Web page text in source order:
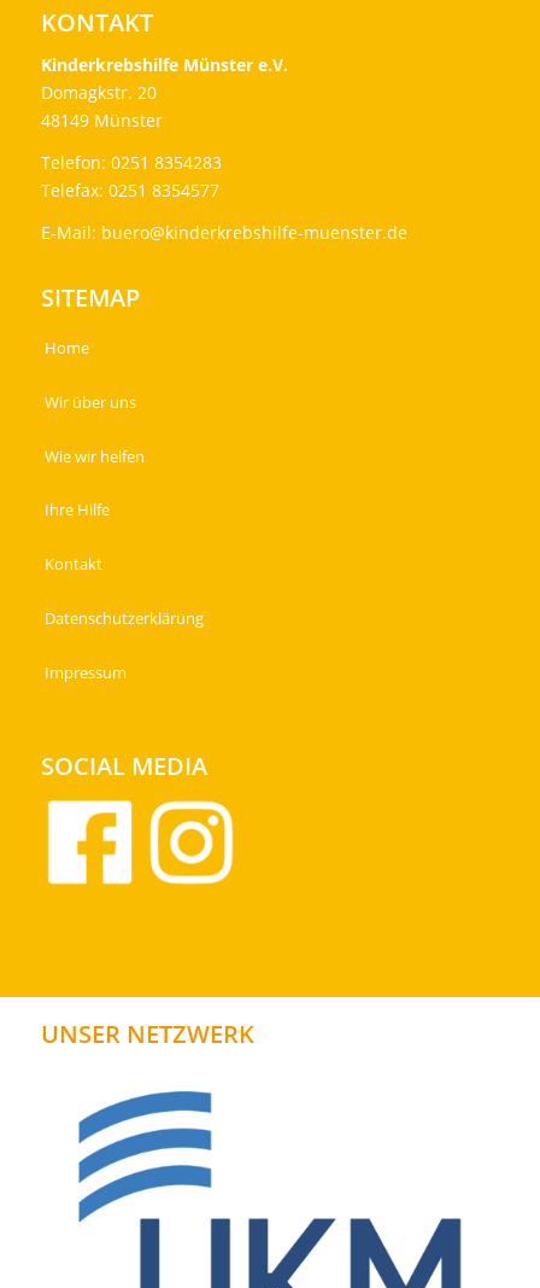
KONTAKT
Kinderkrebshilfe Münster e.V.
Domagkstr. 20
48149 Münster
Telefon: 0251 8354283
Telefax: 0251 8354577
E-Mail: buero@kinderkrebshilfe-muenster.de
SITEMAP
Home
Wir über uns
Wie wir helfen
Ihre Hilfe
Kontakt
Datenschutzerklärung
Impressum
SOCIAL MEDIA
UNSER NETZWERK